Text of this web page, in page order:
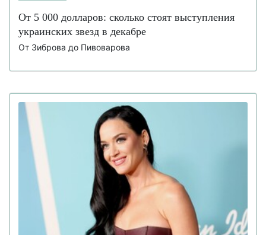
От 5 000 долларов: сколько стоят выступления
украинских звезд в декабре
От Зиброва до Пивоварова